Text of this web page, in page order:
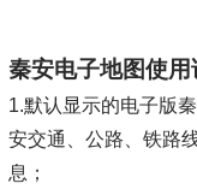
秦安电子地图使用
1.默认显示的电子版
安交通、公路、铁路
息；